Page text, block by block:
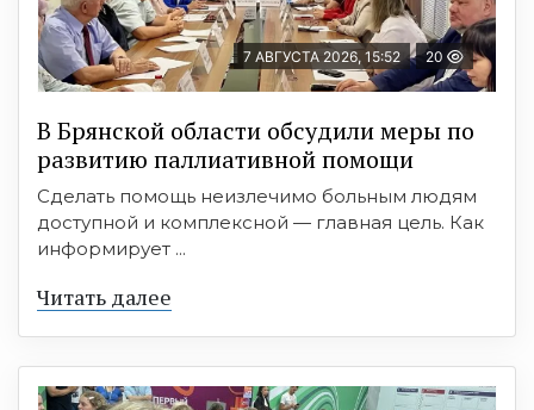
7 АВГУСТА 2026, 15:52 20
В Брянской области обсудили меры по
развитию паллиативной помощи
Сделать помощь неизлечимо больным людям
доступной и комплексной — главная цель. Как
информирует ...
Читать далее